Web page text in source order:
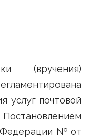
(вручения)
услуг почтовой
Федерации № от